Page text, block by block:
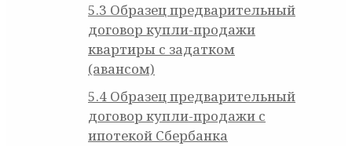
5.3 Образец предварительный
договор купли-продажи
квартиры с задатком
(авансом)
5.4 Образец предварительный
договор купли-продажи с
ипотекой Сбербанка